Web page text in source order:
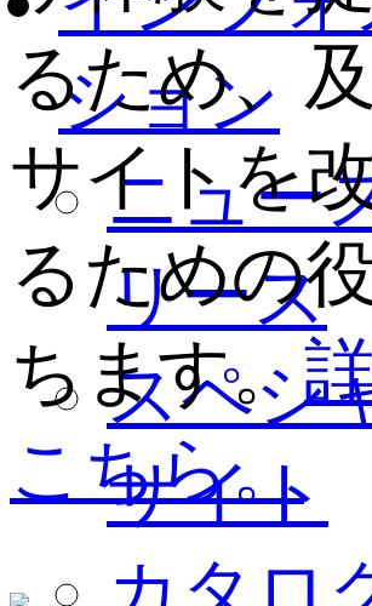
ション
ニュー
リース
スペシ
サイト
るため、
サイトを
るための
ちます。
こちら。